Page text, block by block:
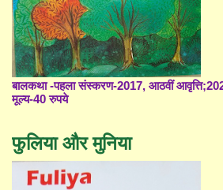
बालकथा -पहला संस्करण-2017, आठवीं
मूल्य-40 रुपये
फुलिया और मुनिया